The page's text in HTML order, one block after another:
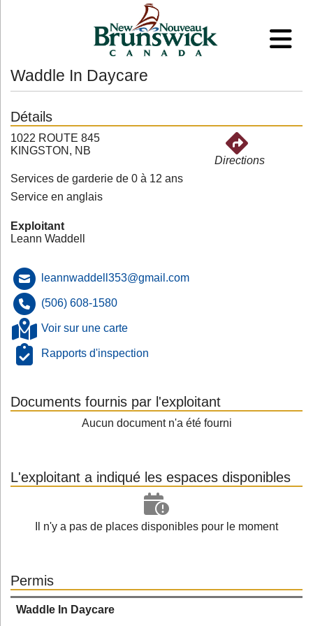
Waddle In Daycare
Détails
1022 ROUTE 845
KINGSTON, NB
Directions
Services de garderie de 0 à 12 ans
Service en anglais
Exploitant
Leann Waddell
leannwaddell353@gmail.com
(506) 608-1580
Voir sur une carte
Rapports d'inspection
Documents fournis par l'exploitant
Aucun document n'a été fourni
L'exploitant a indiqué les espaces disponibles
Il n'y a pas de places disponibles pour le moment
Permis
Waddle In Daycare